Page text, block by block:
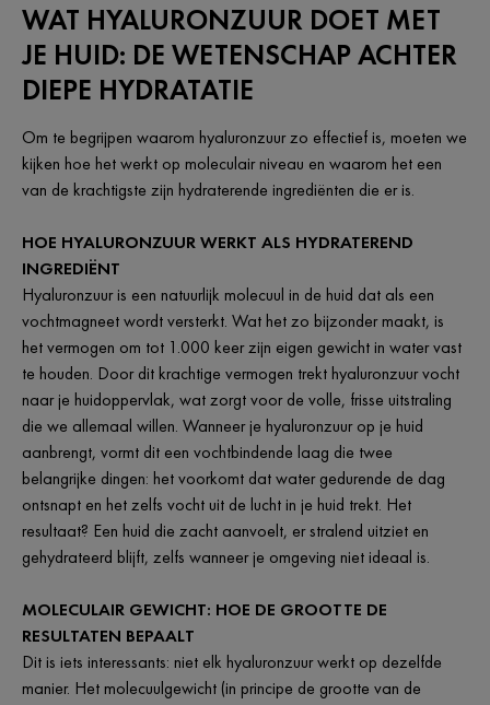
WAT HYALURONZUUR DOET MET
JE HUID: DE WETENSCHAP ACHTER
DIEPE HYDRATATIE
Om te begrijpen waarom hyaluronzuur zo effectief is, moeten we
kijken hoe het werkt op moleculair niveau en waarom het een
van de krachtigste zijn hydraterende ingrediënten die er is.
HOE HYALURONZUUR WERKT ALS HYDRATEREND
INGREDIËNT
Hyaluronzuur is een natuurlijk molecuul in de huid dat als een
vochtmagneet wordt versterkt. Wat het zo bijzonder maakt, is
het vermogen om tot 1.000 keer zijn eigen gewicht in water vast
te houden. Door dit krachtige vermogen trekt hyaluronzuur vocht
naar je huidoppervlak, wat zorgt voor de volle, frisse uitstraling
die we allemaal willen. Wanneer je hyaluronzuur op je huid
aanbrengt, vormt dit een vochtbindende laag die twee
belangrijke dingen: het voorkomt dat water gedurende de dag
ontsnapt en het zelfs vocht uit de lucht in je huid trekt. Het
resultaat? Een huid die zacht aanvoelt, er stralend uitziet en
gehydrateerd blijft, zelfs wanneer je omgeving niet ideaal is.
MOLECULAIR GEWICHT: HOE DE GROOTTE DE
RESULTATEN BEPAALT
Dit is iets interessants: niet elk hyaluronzuur werkt op dezelfde
manier. Het molecuulgewicht (in principe de grootte van de